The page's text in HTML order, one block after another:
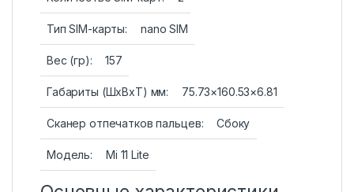
Тип SIM-карты: nano SIM
Вес (гр): 157
Габариты (ШxВxТ) мм: 75.73×160.53×6.81
Сканер отпечатков пальцев: Сбоку
Модель: Mi 11 Lite